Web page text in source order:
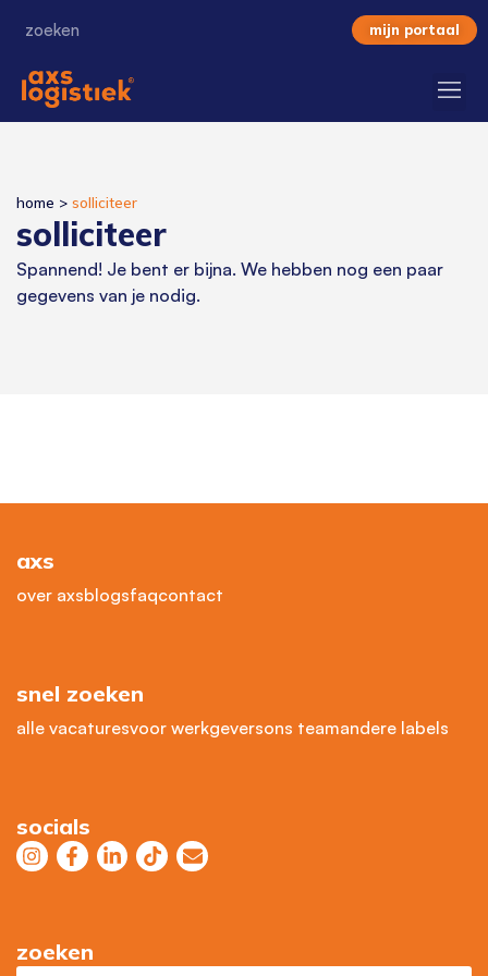
mijn portaal
home > solliciteer
solliciteer
Spannend! Je bent er bijna. We hebben nog een paar
gegevens van je nodig.
axs
over axsblogsfaqcontact
snel zoeken
alle vacaturesvoor werkgeversons teamandere labels
socials
zoeken